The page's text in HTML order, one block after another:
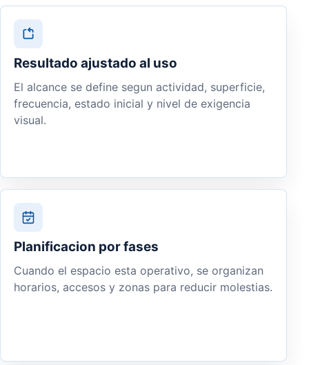
Resultado ajustado al uso
El alcance se define segun actividad, superficie,
frecuencia, estado inicial y nivel de exigencia
visual.
Planificacion por fases
Cuando el espacio esta operativo, se organizan
horarios, accesos y zonas para reducir molestias.